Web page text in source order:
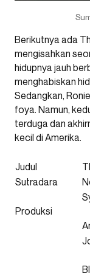
Berikutnya ada
mengisahkan
hidupnya jauh
menghabiskan
Sedangkan,
foya. Namun,
terduga dan
kecil di Amerika.
Judul
Sutradara
Produksi